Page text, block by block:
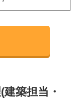
築担当・